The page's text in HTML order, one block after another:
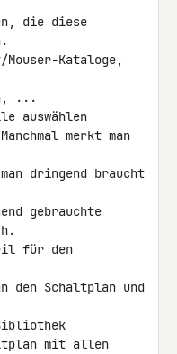
die diese
Kataloge,
...
auswählen
merkt man
dringend braucht
gebrauchte
für den
den Schaltplan und
mit allen